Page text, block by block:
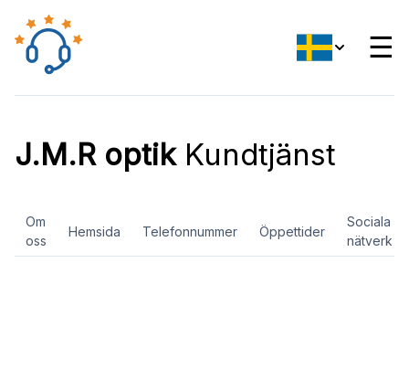
☰
J.M.R optikKundtjänst
Om
oss
Hemsida Telefonnummer Öppettider
Sociala
nätverk